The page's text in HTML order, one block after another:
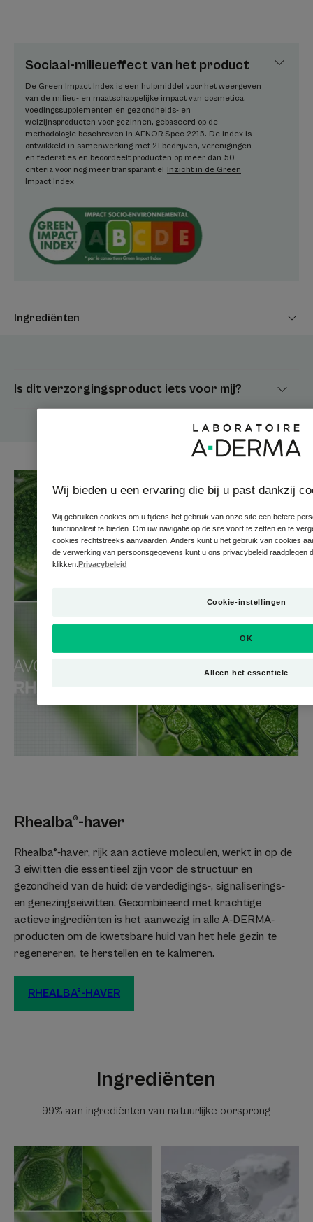
HET WOORD VAN DE DESKUNDIGE
Cytelium kan aangebracht worden
op de rode huid van babybilletjes
en op alle andere soorten
geïrriteerde huidzones gevoelig
aan maceratie, zoals bij de
huidplooien.
geïrriteerde huid die vatbaar is voor maceratie voor het
hele gezin vanaf het eerste gebruik.
- DROOGT de geïrriteerde huid die kan gaan zweren.
- VERZACHT onmiddellijk geïrriteerde zones die gevoelig
zijn voor maceratie.
- RESPECTEERT de huid dankzij de minimalistische,
natuurlijke formule met hoge tolerantie.
De vloeibare textuur laat geen vlekken achter op kleding.
Geur van de inhoud
Niet geparfumeerd
* IQVIA - Pharmatrend International - Market 83H1 BEAUTY PROD. OM DE
HUID VERLICHTING TE BIEDEN. in lotions en sprays - in apothekerszaken in
Duitsland, Oostenrijk, België, Spanje, Frankrijk, Griekenland, Italië, Polen,
Sociaal-milieueffect van het product
De Green Impact Index is een hulpmiddel voor het weergeven
van de milieu- en maatschappelijke impact van cosmetica,
voedingssupplementen en gezondheids- en
welzijnsproducten voor gezinnen, gebaseerd op de
methodologie beschreven in AFNOR Spec 2215. De index is
ontwikkeld in samenwerking met 21 bedrijven, verenigingen
en federaties en beoordeelt producten op meer dan 50
criteria voor nog meer transparantie!
Inzicht in de Green
Impact Index
Ingrediënten
Is dit verzorgingsproduct iets voor mij?
Rhealba®-haver
Rhealba®-haver, rijk aan actieve moleculen, werkt in op de
3 eiwitten die essentieel zijn voor de structuur en
gezondheid van de huid: de verdedigings-, signaliserings-
en genezingseiwitten. Gecombineerd met krachtige
actieve ingrediënten is het aanwezig in alle A-DERMA-
producten om de kwetsbare huid van het hele gezin te
regenereren, te herstellen en te kalmeren.
RHEALBA®-HAVER
Ingrediënten
99% aan ingrediënten van natuurlijke oorsprong
Wij bieden u een ervaring die bij u past dankzij
Wij gebruiken cookies om u tijdens het gebruik van onze site een betere
functionaliteit te bieden. Om uw navigatie op de site voort te zetten en te
cookies rechtstreeks aanvaarden. Anders kunt u het gebruik van cookies
de verwerking van persoonsgegevens kunt u ons privacybeleid raadplegen
klikken:Privacybeleid
Cookie-instellingen
Alleen het essentiële
OK